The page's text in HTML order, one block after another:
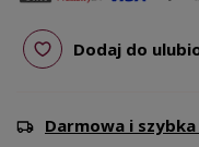
Dodaj do
Darmowa i szybka